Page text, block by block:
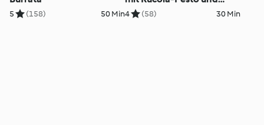
5 (158) 50 Mingerösteter Zitrone
4 (58) 30 Min